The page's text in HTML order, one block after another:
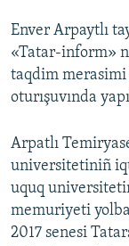
Enver Arpaytlı
«Tatar-inform»
taqdim
oturışuvında
Arpatlı
universitetiniñ
uquq
memuriyeti
2017 senesi